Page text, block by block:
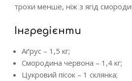
трохи менше, ніж з ягід
Інгредієнти
Аґрус – 1,5 кг;
Смородина червона – 1,4 кг;
Цукровий пісок – 1 склянка;